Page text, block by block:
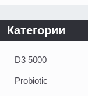
Категории
D3 5000
Probiotic